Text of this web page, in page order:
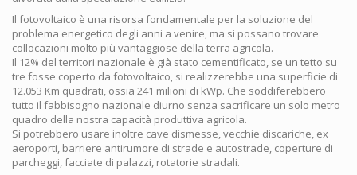
Il fotovoltaico è una risorsa fondamentale per la soluzione del
problema energetico degli anni a venire, ma si possano trovare
collocazioni molto più vantaggiose della terra agricola.
Il 12% del territori nazionale è già stato cementificato, se un tetto su
tre fosse coperto da fotovoltaico, si realizzerebbe una superficie di
12.053 Km quadrati, ossia 241 milioni di kWp. Che soddiferebbero
tutto il fabbisogno nazionale diurno senza sacrificare un solo metro
quadro della nostra capacità produttiva agricola.
Si potrebbero usare inoltre cave dismesse, vecchie discariche, ex
aeroporti, barriere antirumore di strade e autostrade, coperture di
parcheggi, facciate di palazzi, rotatorie stradali.